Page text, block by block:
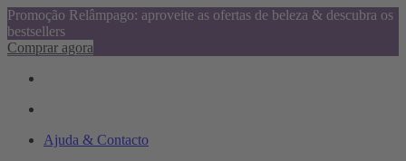
Promoção Relâmpago: aproveite as ofertas de beleza & descubra os
bestsellers
Comprar agora
Ajuda & Contacto